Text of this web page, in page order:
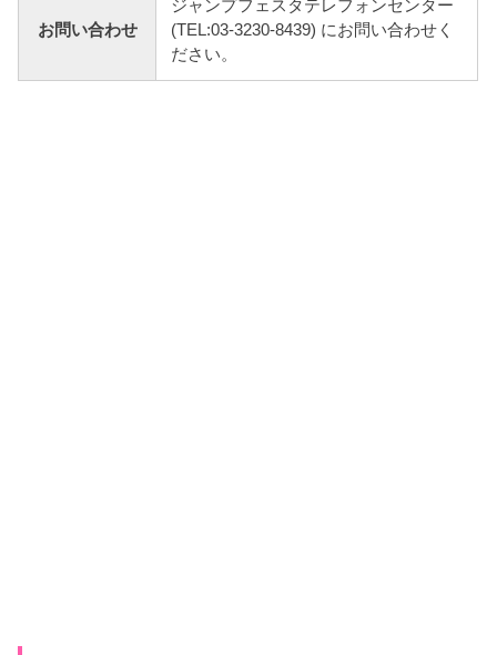
お問い合わせ
ジャンプフェスタテレフォンセンター
(TEL:03-3230-8439) にお問い合わせく
ださい。